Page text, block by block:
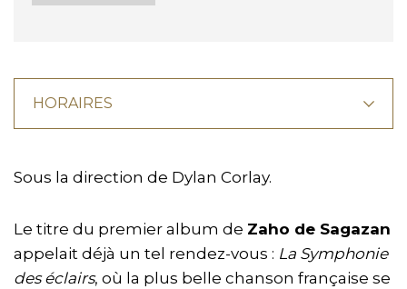
HORAIRES
Sous la direction de Dylan Corlay.
Le titre du premier album de Zaho de Sagazan
appelait déjà un tel rendez-vous : La Symphonie
des éclairs, où la plus belle chanson française se